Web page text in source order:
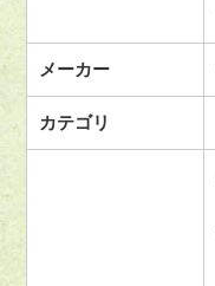
メーカー
カテゴリ